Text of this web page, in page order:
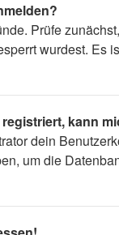
Prüfe
wurdest. Es
kann
dein
um die